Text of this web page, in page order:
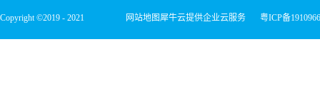
Copyright ©2019 - 2021 网站地图犀牛云提供企业云服务 粤ICP备